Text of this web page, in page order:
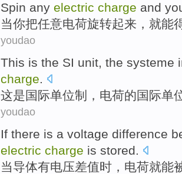
Spin any electric charge and
当你把任意电荷旋转起来，就能
youdao
This is the SI unit, the systeme
charge.
这是国际单位制 ， 电荷的国际单
youdao
If there is a voltage difference
electric charge is stored.
当导体有电压差值时， 电荷就能